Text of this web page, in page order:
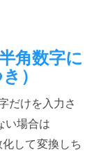
角数字に
）
だけを入力さ
い場合は
して変換しち